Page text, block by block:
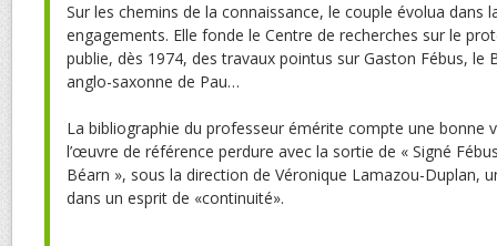
Sur les chemins de la connaissance, le couple évolua dans
engagements. Elle fonde le Centre de recherches sur le
publie, dès 1974, des travaux pointus sur Gaston Fébus, le
anglo-saxonne de Pau…
La bibliographie du professeur émérite compte une bonne
l’œuvre de référence perdure avec la sortie de « Signé
Béarn », sous la direction de Véronique Lamazou-Duplan,
dans un esprit de «continuité».